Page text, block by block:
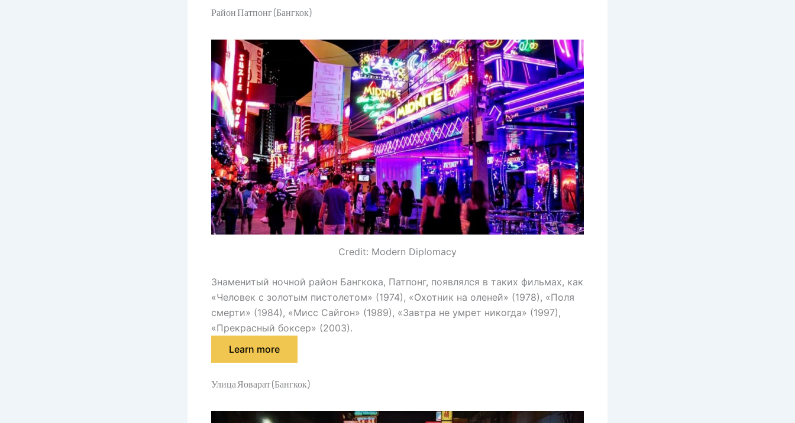
Район Патпонг (Бангкок)
Credit: Modern Diplomacy
Знаменитый ночной район Бангкока, Патпонг, появлялся в таких фильмах, как
«Человек с золотым пистолетом» (1974), «Охотник на оленей» (1978), «Поля
смерти» (1984), «Мисс Сайгон» (1989), «Завтра не умрет никогда» (1997),
«Прекрасный боксер» (2003).
Learn more
Улица Яоварат (Бангкок)